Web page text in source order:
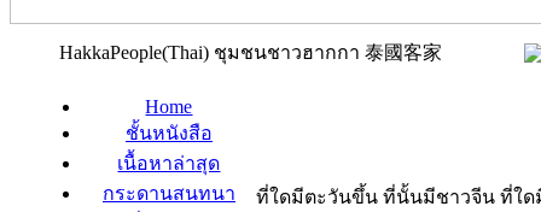
HakkaPeople(Thai) ชุมชนชาวฮากกา 泰國客家
Home
ชั้นหนังสือ
เนื้อหาล่าสุด
กระดานสนทนา
ที่ใดมีตะวันขึ้น ที่นั้นมีชาวจีน ที่ใดมี